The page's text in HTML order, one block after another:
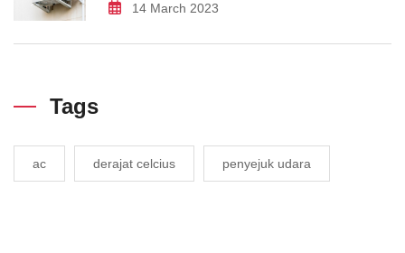
14 March 2023
Tags
ac derajat celcius penyejuk udara